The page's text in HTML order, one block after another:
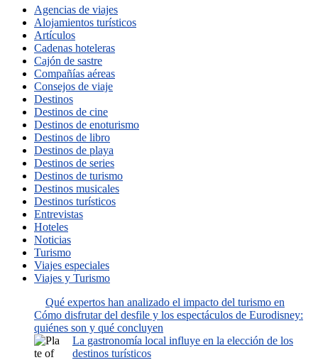
Agencias de viajes
Alojamientos turísticos
Artículos
Cadenas hoteleras
Cajón de sastre
Compañías aéreas
Consejos de viaje
Destinos
Destinos de cine
Destinos de enoturismo
Destinos de libro
Destinos de playa
Destinos de series
Destinos de turismo
Destinos musicales
Destinos turísticos
Entrevistas
Hoteles
Noticias
Turismo
Viajes especiales
Viajes y Turismo
Qué expertos han analizado el impacto del turismo en
Cómo disfrutar del desfile y los espectáculos de Eurodisney:
quiénes son y qué concluyen
La gastronomía local influye en la elección de los
destinos turísticos